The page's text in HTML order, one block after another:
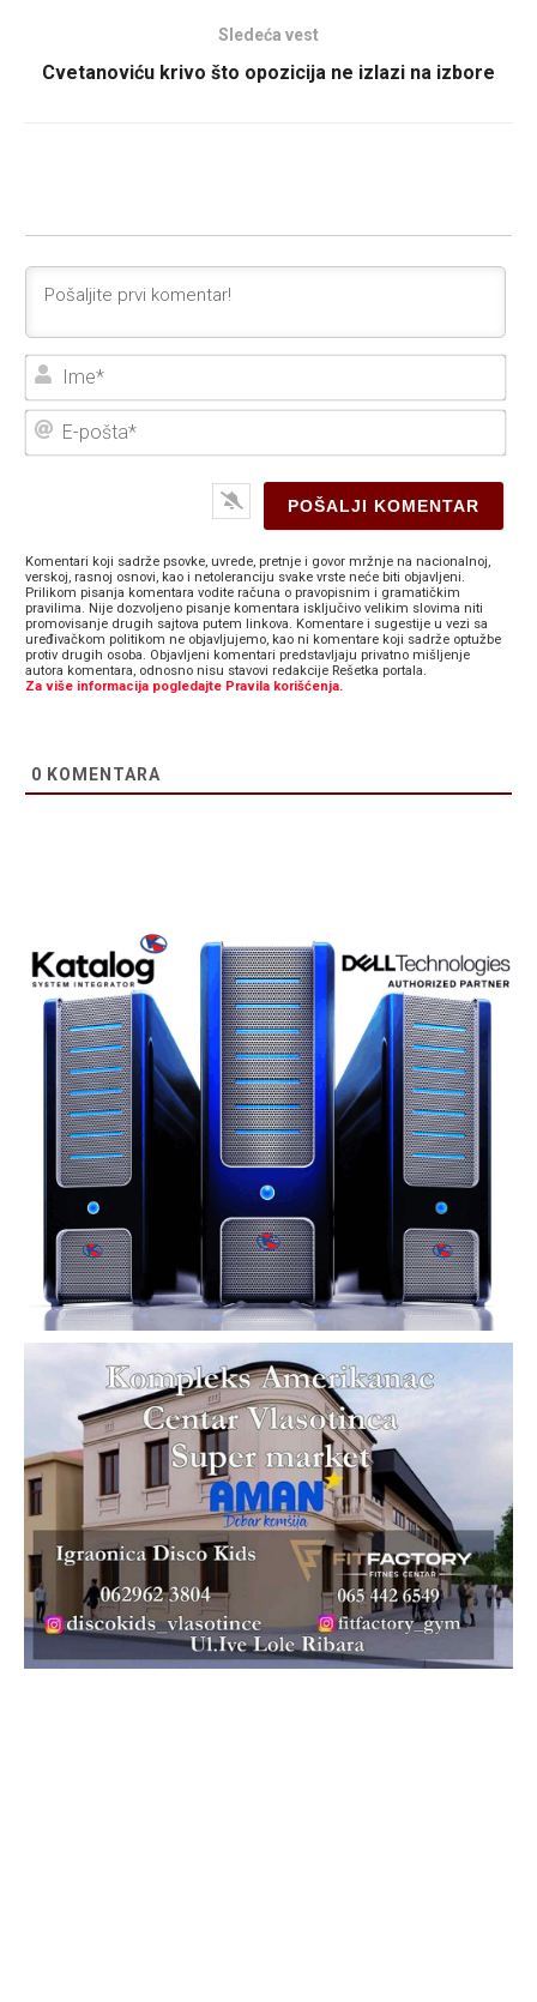
Sledeća vest
Cvetanoviću krivo što opozicija ne izlazi na izbore
E-
Komentari koji sadrže psovke, uvrede, pretnje i govor mržnje na nacionalnoj,
verskoj, rasnoj osnovi, kao i netoleranciju svake vrste neće biti objavljeni.
Prilikom pisanja komentara vodite računa o pravopisnim i gramatičkim
pravilima. Nije dozvoljeno pisanje komentara isključivo velikim slovima niti
promovisanje drugih sajtova putem linkova. Komentare i sugestije u vezi sa
uređivačkom politikom ne objavljujemo, kao ni komentare koji sadrže optužbe
protiv drugih osoba. Objavljeni komentari predstavljaju privatno mišljenje
autora komentara, odnosno nisu stavovi redakcije Rešetka portala.
Za više informacija pogledajte Pravila korišćenja.
0 KOMENTARA